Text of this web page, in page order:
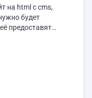
на html с cms,
будет
предоставят
шустро, оплату
браузеры и
т.д) Примеры